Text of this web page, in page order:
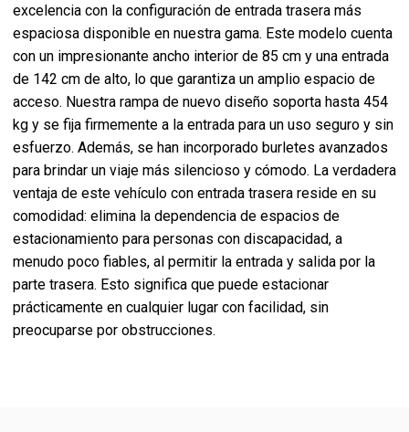
excelencia con la configuración de entrada trasera más
espaciosa disponible en nuestra gama. Este modelo cuenta
con un impresionante ancho interior de 85 cm y una entrada
de 142 cm de alto, lo que garantiza un amplio espacio de
acceso. Nuestra rampa de nuevo diseño soporta hasta 454
kg y se fija firmemente a la entrada para un uso seguro y sin
esfuerzo. Además, se han incorporado burletes avanzados
para brindar un viaje más silencioso y cómodo. La verdadera
ventaja de este vehículo con entrada trasera reside en su
comodidad: elimina la dependencia de espacios de
estacionamiento para personas con discapacidad, a
menudo poco fiables, al permitir la entrada y salida por la
parte trasera. Esto significa que puede estacionar
prácticamente en cualquier lugar con facilidad, sin
preocuparse por obstrucciones.